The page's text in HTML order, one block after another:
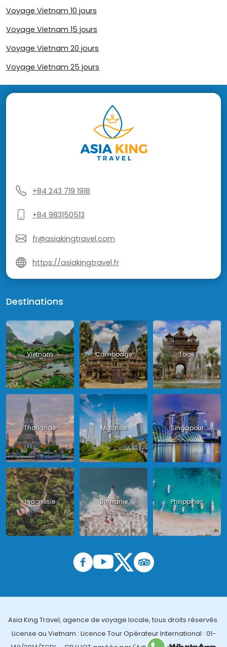
Voyage Vietnam 10 jours
Voyage Vietnam 15 jours
Voyage Vietnam 20 jours
Voyage Vietnam 25 jours
+84 243 719 1918
+84 983150513
fr@asiakingtravel.com
https://asiakingtravel.fr
Destinations
Vietnam Cambodge Laos
Thailande Malaisie Singapour
Indonésie Birmanie Philippines
Asia King Travel, agence de voyage locale, tous droits réservés.
License au Vietnam : Licence Tour Opérateur International : 01-